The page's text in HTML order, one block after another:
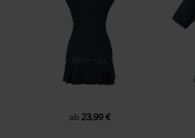
ab 23,99 €